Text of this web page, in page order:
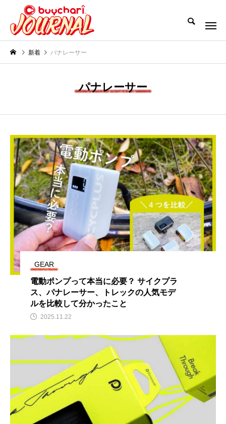
新着 パナレーサー
パナレーサー
GEAR
電動ポンプって本当に必要？ サイクプラ
ス、パナレーサー、トレックの人気モデ
ルを比較して分かったこと
2025.11.22